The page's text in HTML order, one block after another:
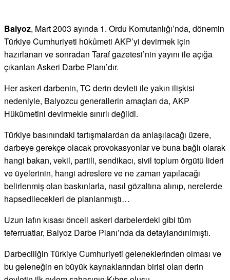
Balyoz, Mart 2003 ayında 1. Ordu Komutanlığı’nda, dönemin
Türkiye Cumhuriyeti hükûmeti AKP’yi devirmek için
hazırlanan ve sonradan Taraf gazetesi’nin yayını ile açığa
çıkarılan Askeri Darbe Planı’dır.
Her askeri darbenin, TC derin devleti ile yakın ilişkisi
nedeniyle, Balyozcu generallerin amaçları da, AKP
Hükümetini devirmekle sınırlı değildi.
Türkiye basınındaki tartışmalardan da anlaşılacağı üzere,
darbeye gerekçe olacak provokasyonlar ve buna bağlı olarak
hangi bakan, vekil, partili, sendikacı, sivil toplum örgütü lideri
ve üyelerinin, hangi adreslere ve ne zaman yapılacağı
belirlenmiş olan baskınlarla, nasıl gözaltına alınıp, nerelerde
hapsedilecekleri de planlanmıştı…
Uzun lafın kısası önceli askeri darbelerdeki gibi tüm
teferruatlar, Balyoz Darbe Planı’nda da detaylandırılmıştı.
Darbeciliğin Türkiye Cumhuriyeti geleneklerinden olması ve
bu geleneğin en büyük kaynaklarından birisi olan derin